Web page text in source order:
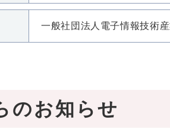
一般社団法人電子情報技術
のお知らせ